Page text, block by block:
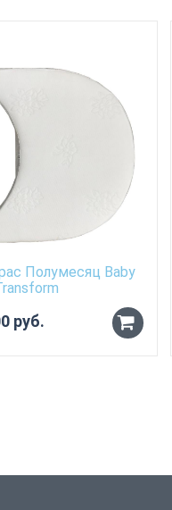
Полумесяц Baby
руб.